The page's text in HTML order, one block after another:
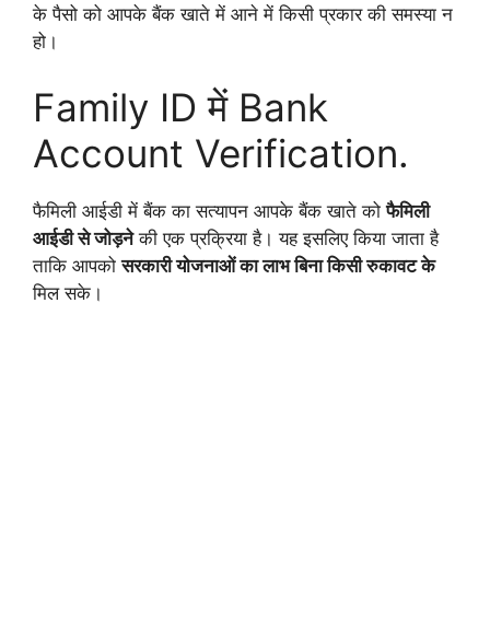
के पैसो को आपके बैंक खाते में आने में किसी प्रकार की समस्या न
हो।
Family ID में Bank
Account Verification.
फैमिली आईडी में बैंक का सत्यापन आपके बैंक खाते कोफैमिली
आईडी से जोड़नेकी एक प्रक्रिया है। यह इसलिए किया जाता है
ताकि आपकोसरकारी योजनाओं का लाभ बिना किसी रुकावट के
मिल सके।